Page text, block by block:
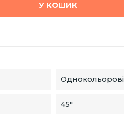
У КОШИК
Однокольорові
45″